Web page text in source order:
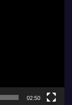
02:50